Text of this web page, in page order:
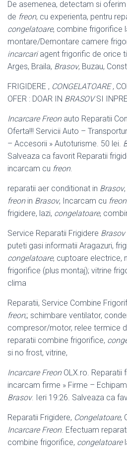
De asemenea, detectam si
de freon, cu experienta, pentru
congelatoare, combine frigorifice
montare/Demontare camere
incarcariagent frigorific de orice
Arges, Braila, Brasov, Buzau,
FRIGIDERE , CONGELATOARE,
OFER : DOAR IN BRASOVSI
Incarcare Freonauto Reparatii
Oferta!!! Servicii Auto –
– Accesorii » Autoturisme. 50 lei.
Salveaza ca favorit Reparatii
incarcam cu freon.
reparatii aer conditionat in Brasov
freonin Brasov, Incarcam cu freon
frigidere, lazi, congelatoare,
Service Reparatii Frigidere Brasov
puteti gasi informatii Aragazuri,
congelatoare, cuptoare electrice,
frigorifice (plus montaj); vitrine
clima
Reparatii, Service Combine
freon;; schimbare ventilator,
compresor/motor, relee termice
reparatii combine frigorifice,
si no frost, vitrine,
Incarcare FreonOLX.ro. Reparatii
incarcam firme » Firme –
Brasov. Ieri 19:26. Salveaza ca
Reparatii Frigidere, Congelatoare,
Incarcare Freon. Efectuam
combine frigorifice, congelatoare